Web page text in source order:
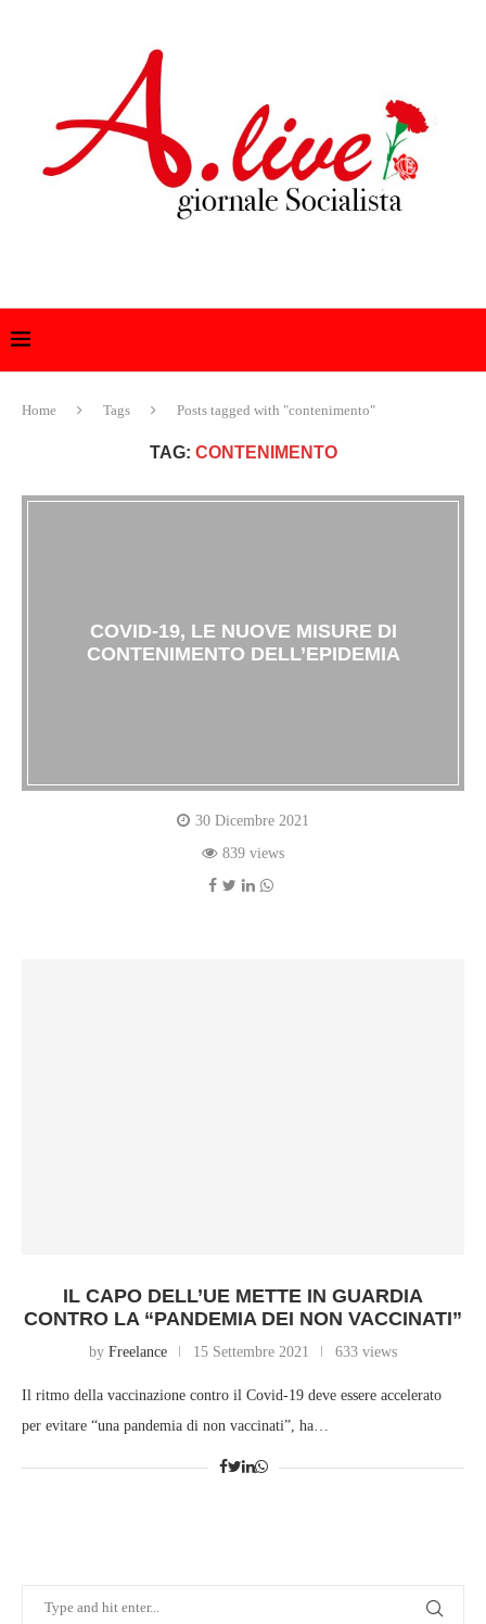
Home Tags Posts tagged with "contenimento"
TAG: CONTENIMENTO
COVID-19, LE NUOVE MISURE DI
CONTENIMENTO DELL’EPIDEMIA
30 Dicembre 2021
839 views
IL CAPO DELL’UE METTE IN GUARDIA
CONTRO LA “PANDEMIA DEI NON VACCINATI”
by Freelance 15 Settembre 2021 633 views
Il ritmo della vaccinazione contro il Covid-19 deve essere accelerato
per evitare “una pandemia di non vaccinati”, ha…